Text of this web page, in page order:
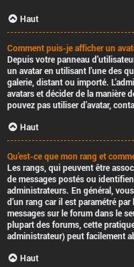
Haut
Comment puis-je afficher un
Depuis votre panneau
un avatar en utilisant l’une des
galerie, distant ou importé.
avatars et décider de la manière
pouvez pas utiliser d’avatar,
Haut
Qu’est-ce que mon rang et
Les rangs, qui peuvent être
de messages postés ou
administrateurs. En général,
d’un rang car il est paramétré
messages sur le forum dans le
plupart des forums, cette
administrateur) peut facilement
Haut